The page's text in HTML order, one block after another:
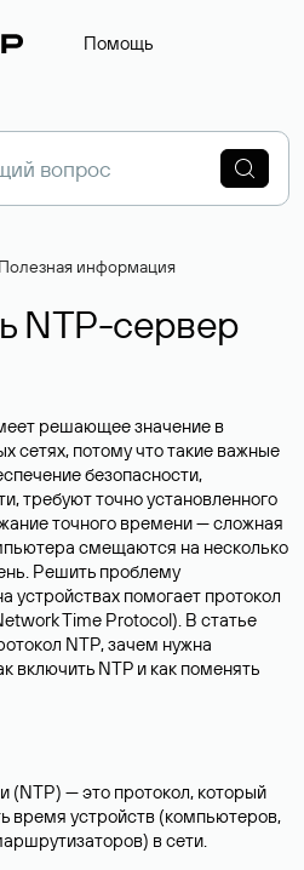
Помощь
Полезная информация
NTP-сервер
решающее значение в
сетях, потому что такие важные
безопасности,
требуют точно установленного
точного времени — сложная
смещаются на несколько
Решить проблему
устройствах помогает протокол
Time Protocol). В статье
NTP, зачем нужна
включить NTP и как поменять
(NTP) — это протокол, который
время устройств (компьютеров,
в сети.